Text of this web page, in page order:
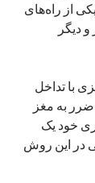
از راه‌های
دیگر
با تداخل
به مغز
در قسمت عبوری خود یک
در این روش